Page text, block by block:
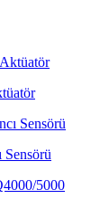
Sensörü